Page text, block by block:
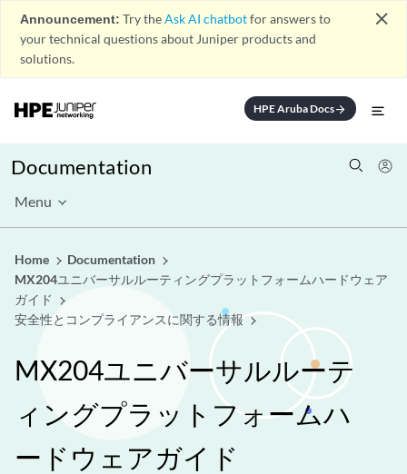
Announcement: Try theAsk AI chatbotfor answers to
your technical questions about Juniper products and
solutions.
close
HPE Aruba Docsarrow_forward
Documentation
Menu
Home
Documentation
MX204ユニバーサルルーティングプラットフォームハードウェア
ガイド
安全性とコンプライアンスに関する情報
MX204ユニバーサルルーテ
ィングプラットフォームハ
ードウェアガイド